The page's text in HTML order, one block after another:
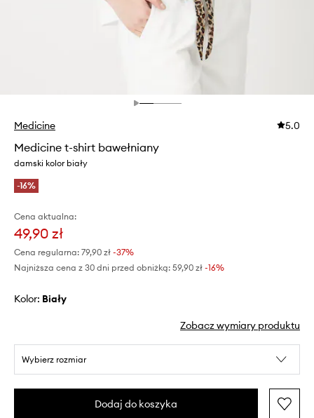
Medicine 5.0
Medicine t-shirt bawełniany
damski kolor biały
-16%
Cena aktualna:
49,90 zł
Cena regularna: 79,90 zł -37%
Najniższa cena z 30 dni przed obniżką: 59,90 zł -16%
Kolor: biały
Zobacz wymiary produktu
Wybierz rozmiar
Dodaj do koszyka